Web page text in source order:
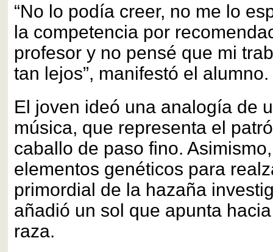
“No lo podía creer, no me lo
la competencia por
profesor y no pensé que mi
tan lejos”, manifestó el alumno.
El joven ideó una analogía de
música, que representa el
caballo de paso fino.
elementos genéticos para
primordial de la hazaña
añadió un sol que apunta
raza.